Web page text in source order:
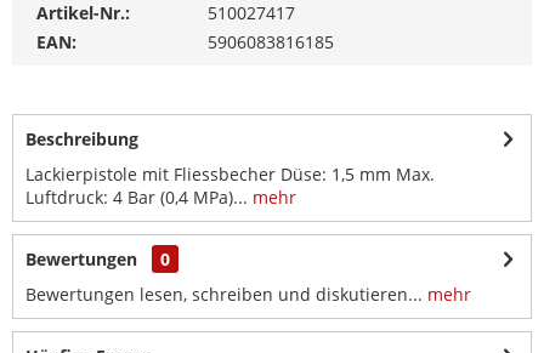
Artikel-Nr.:
510027417
EAN:
5906083816185
Beschreibung
Lackierpistole mit Fliessbecher Düse: 1,5 mm Max.
Luftdruck: 4 Bar (0,4 MPa)... mehr
Bewertungen
0
Bewertungen lesen, schreiben und diskutieren... mehr